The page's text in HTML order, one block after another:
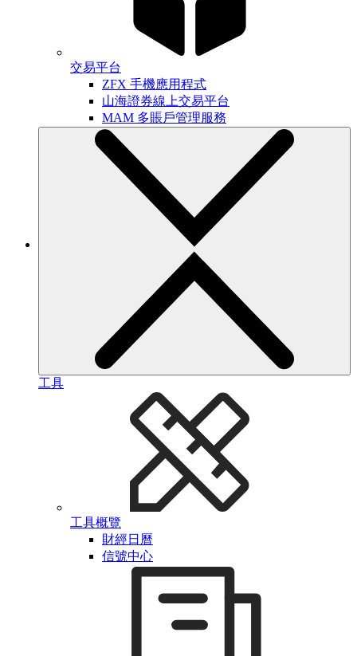
交易平台
ZFX 手機應用程式
山海證券線上交易平台
MAM 多賬戶管理服務
工具
工具概覽
財經日曆
信號中心